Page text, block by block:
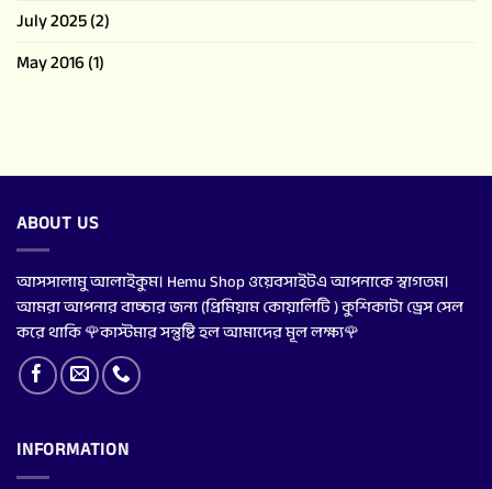
July 2025(2)
May 2016(1)
ABOUT US
আসসালামু আলাইকুম। Hemu Shop ওয়েবসাইটএ আপনাকে স্বাগতম।
আমরা আপনার বাচ্চার জন্য (প্রিমিয়াম কোয়ালিটি ) কুশিকাটা ড্রেস সেল
করে থাকি 🌹কাস্টমার সন্তুষ্টি হল আমাদের মূল লক্ষ্য🌹
INFORMATION